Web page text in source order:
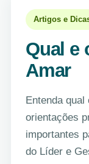
Artigos e
Qual e
Amar
Entenda
orientações
importantes
do Líder e